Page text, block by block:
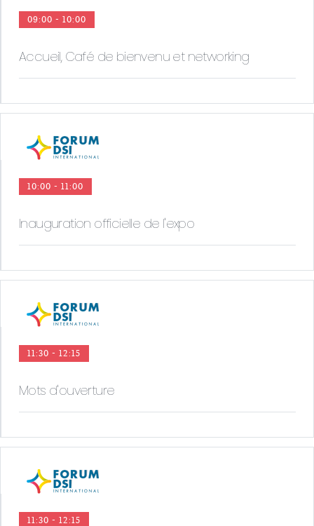
09:00 - 10:00
Accueil, Café de bienvenu et networking
10:00 - 11:00
Inauguration officielle de l'expo
11:30 - 12:15
Mots d'ouverture
11:30 - 12:15